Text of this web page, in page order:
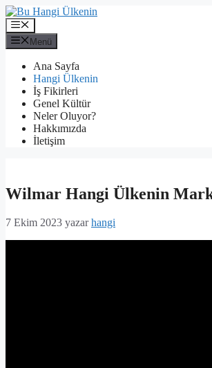
İçeriğe
atla
Menü
Menü
Ana Sayfa
Hangi Ülkenin
İş Fikirleri
Genel Kültür
Neler Oluyor?
Hakkımızda
İletişim
Wilmar Hangi Ülkenin
7 Ekim 2023 yazarhangi